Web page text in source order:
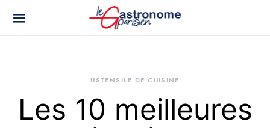
USTENSILE DE CUISINE
Les 10 meilleures